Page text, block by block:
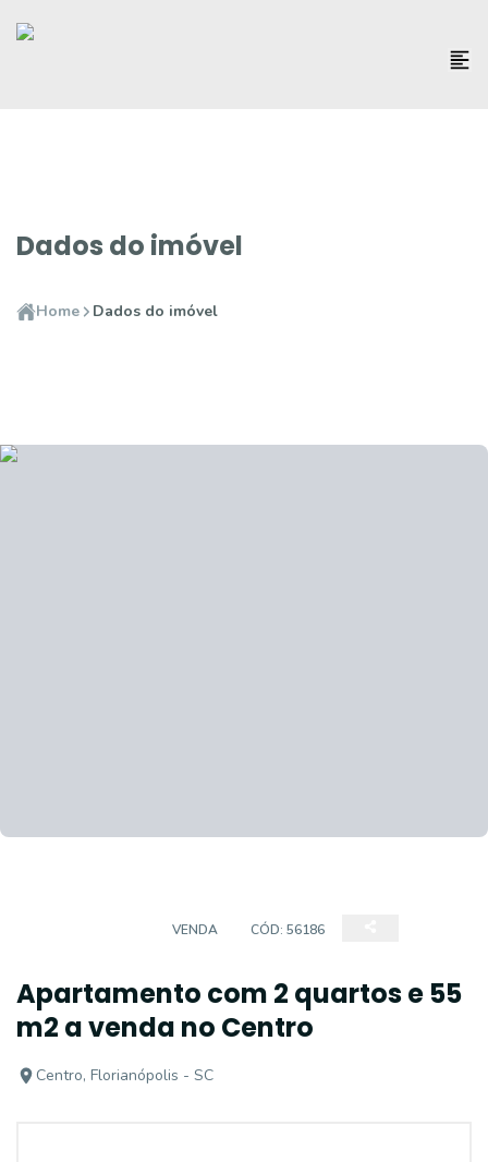
Dados do imóvel
Home Dados do imóvel
VENDA CÓD: 56186
Apartamento com 2 quartos e 55
m2 a venda no Centro
Centro, Florianópolis - SC